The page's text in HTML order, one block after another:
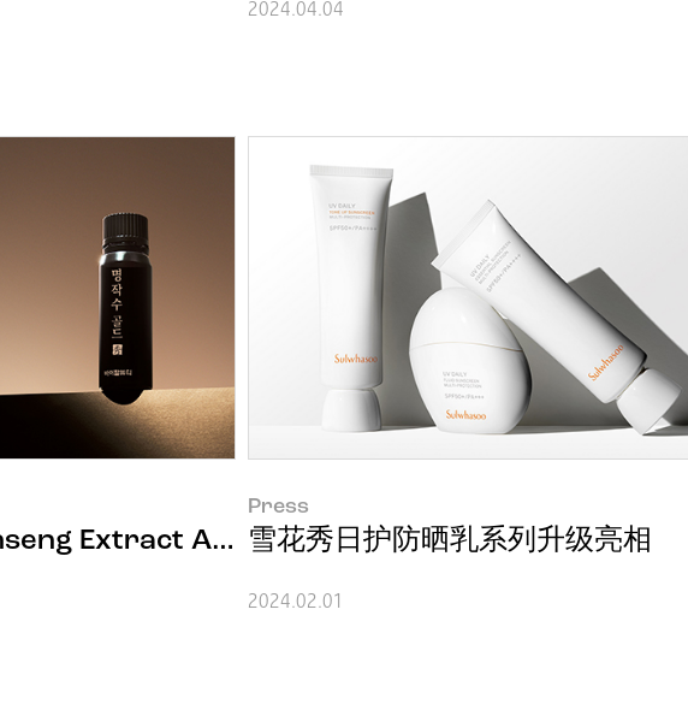
2024.04.04
Extract Ampoule累计销售额超1万亿韩元
Press
雪花秀日护防晒乳系列升级亮相
2024.02.01